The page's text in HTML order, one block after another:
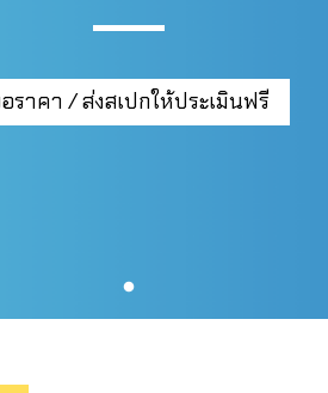
ราคา / ส่งสเปกให้ประเมินฟรี